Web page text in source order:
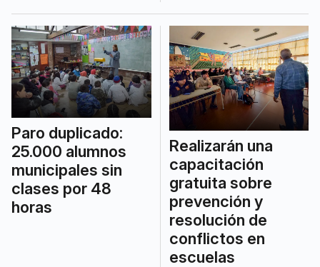
Paro duplicado:
25.000 alumnos
municipales sin
clases por 48
horas
Realizarán una
capacitación
gratuita sobre
prevención y
resolución de
conflictos en
escuelas